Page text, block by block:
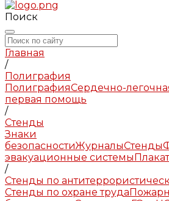
Поиск
Главная
/
Полиграфия
ПолиграфияСердечно-
первая помощь
/
Стенды
Знаки
безопасностиЖурналыСтенды
эвакуационные системы
/
Стенды по
Стенды по охране труда